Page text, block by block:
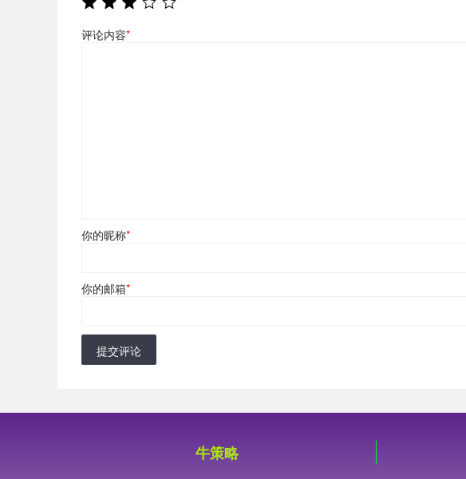
评论内容*
你的昵称*
你的邮箱*
提交评论
牛策略